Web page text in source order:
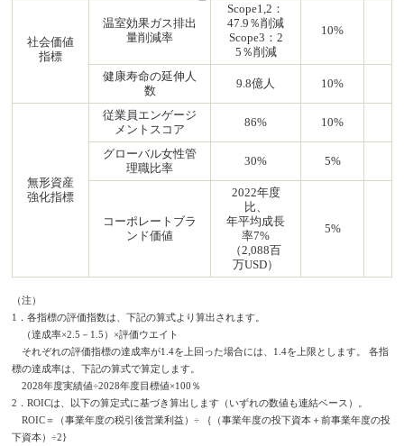
社会価値
指標
温室効果ガス排出
量削減率
Scope1,2：
47.9％削減
Scope3：2
5％削減
10%
健康寿命の延伸人
数
9.8億人 10%
無形資産
強化指標
従業員エンゲージ
メントスコア
86% 10%
グローバル女性管
理職比率
30% 5%
コーポレートブラ
ンド価値
2022年度
比、
年平均成長
率7%
（2,088百
万USD）
5%
（注）
1．各指標の評価指数は、下記の算式より算出されます。
（達成率×2.5－1.5）×評価ウエイト
それぞれの評価指標の達成率が1.4を上回った場合には、1.4を上限とします。 各指
標の達成率は、下記の算式で算定します。
2028年度実績値÷2028年度目標値×100％
2．ROICは、以下の算定式に基づき算出します（いずれの数値も連結ベース）。
ROIC＝（事業年度の税引後営業利益）÷ ｛（事業年度の投下資本＋前事業年度の投
下資本）÷2}